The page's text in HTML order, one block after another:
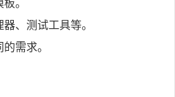
。
、测试工具等。
需求。